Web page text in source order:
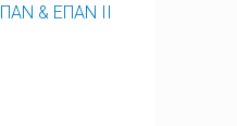
& ΕΠΑΝ ΙΙ